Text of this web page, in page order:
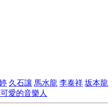
久石讓 馬水龍 李泰祥 坂本龍
愛的音樂人